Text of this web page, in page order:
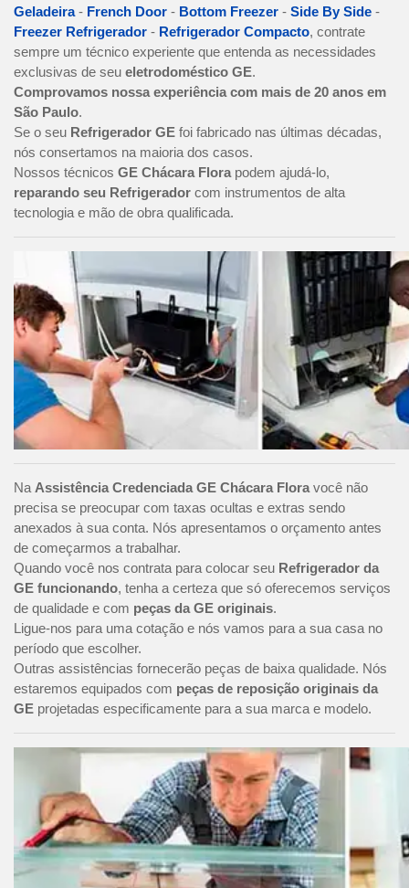
Geladeira- French Door - Bottom Freezer - Side By Side -
Freezer Refrigerador - Refrigerador Compacto, contrate
sempre um técnico experiente que entenda as necessidades
exclusivas de seu eletrodoméstico GE.
Comprovamos nossa experiência com mais de 20 anos em
São Paulo.
Se o seu Refrigerador GE foi fabricado nas últimas décadas,
nós consertamos na maioria dos casos.
Nossos técnicos GE Chácara Flora podem ajudá-lo,
reparando seu Refrigerador com instrumentos de alta
tecnologia e mão de obra qualificada.
Na Assistência Credenciada GE Chácara Flora você não
precisa se preocupar com taxas ocultas e extras sendo
anexados à sua conta. Nós apresentamos o orçamento antes
de começarmos a trabalhar.
Quando você nos contrata para colocar seu Refrigerador da
GE funcionando, tenha a certeza que só oferecemos serviços
de qualidade e com peças da GE originais.
Ligue-nos para uma cotação e nós vamos para a sua casa no
período que escolher.
Outras assistências fornecerão peças de baixa qualidade. Nós
estaremos equipados com peças de reposição originais da
GE projetadas especificamente para a sua marca e modelo.